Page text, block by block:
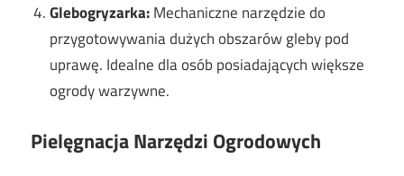
Glebogryzarka:Mechaniczne narzędzie do
przygotowywania dużych obszarów gleby pod
uprawę. Idealne dla osób posiadających większe
ogrody warzywne.
Pielęgnacja Narzędzi Ogrodowych